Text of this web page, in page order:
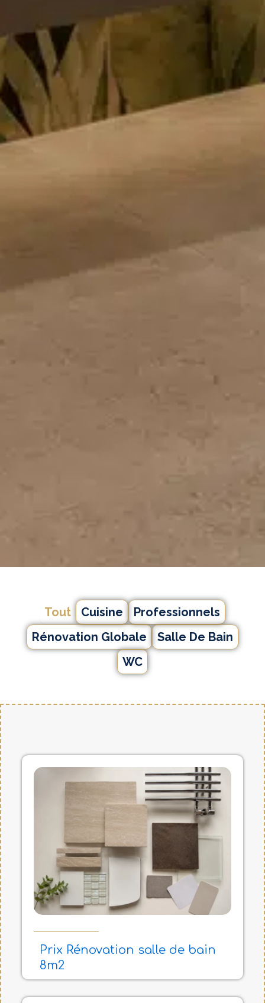
Cuisine
Professionnels
Rénovation Globale
Salle De Bain
WC
Tout
Prix Rénovation salle de bain
8m2
e
a
g
e